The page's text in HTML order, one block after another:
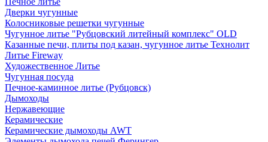
Дверки чугунные
Колосниковые решетки чугунные
Чугунное литье "Рубцовский литейный комплекс" OLD
Казанные печи, плиты под казан, чугунное литье Технолит
Литье Fireway
Художественное Литье
Чугунная посуда
Печное-каминное литье (Рубцовск)
Дымоходы
Нержавеющие
Керамические
Керамические дымоходы AWT